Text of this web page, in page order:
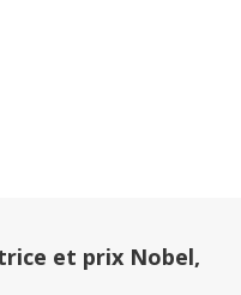
et prix Nobel,